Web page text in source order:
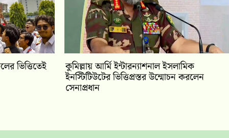
ভিত্তিতেই কুমিল্লায় আর্মি ইন্টারন্যাশনাল ইসলামিক
ইনস্টিটিউটের ভিত্তিপ্রস্তর উন্মোচন করলেন
সেনাপ্রধান